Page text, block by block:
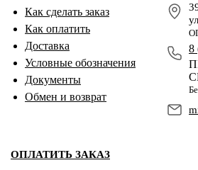
8
Как сделать заказ
Как оплатить
Доставка
Условные обозначения
Документы
Обмен и возврат
ОПЛАТИТЬ ЗАКАЗ